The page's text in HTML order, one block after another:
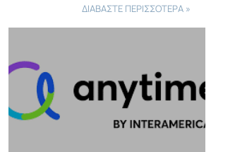
ΔΙΑΒΑΣΤΕ ΠΕΡΙΣΣΟΤΕΡΑ »